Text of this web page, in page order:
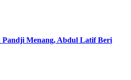
Pandji Menang, Abdul Latif Beri